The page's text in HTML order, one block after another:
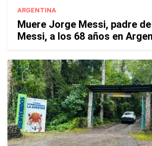
ARGENTINA
Muere Jorge Messi, padre
Messi, a los 68 años en